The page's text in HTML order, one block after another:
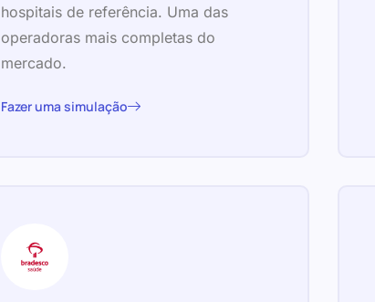
hospitais de referência. Uma das
operadoras mais completas do
mercado.
Fazer uma simulação